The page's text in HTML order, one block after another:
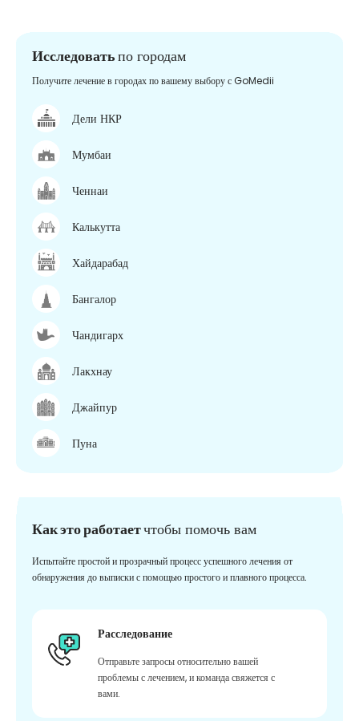
Исследоватьпо городам
Получите лечение в городах по вашему выбору с GoMedii
Дели НКР
Мумбаи
Ченнаи
Калькутта
Хайдарабад
Бангалор
Чандигарх
Лакхнау
Джайпур
Пуна
Как это работаетчтобы помочь вам
Испытайте простой и прозрачный процесс успешного лечения от
обнаружения до выписки с помощью простого и плавного процесса.
Расследование
Отправьте запросы относительно вашей
проблемы с лечением, и команда свяжется с
вами.